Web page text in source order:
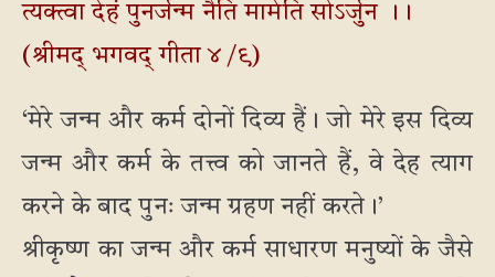
त्यक्त्वा देहं पुनर्जन्म नैति मामेति सोऽर्जुन ।।
(श्रीमद् भगवद् गीता ४ /९)
‘मेरे जन्म और कर्म दोनों दिव्य हैं। जो मेरे इस दिव्य
जन्म और कर्म के तत्त्व को जानते हैं, वे देह त्याग
करने के बाद पुनः जन्म ग्रहण नहीं करते।’
श्रीकृष्ण का जन्म और कर्म साधारण मनुष्यों के जैसे